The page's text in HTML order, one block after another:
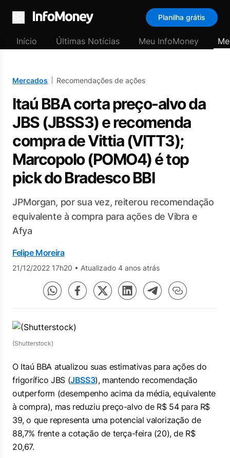
Menu
Planilha grátis
Início Últimas Notícias Meu InfoMoney
Mercados Recomendações de ações
Itaú BBA corta preço-alvo da
JBS (JBSS3) e recomenda
compra de Vittia (VITT3);
Marcopolo (POMO4) é top
pick do Bradesco BBI
JPMorgan, por sua vez, reiterou recomendação
equivalente à compra para ações de Vibra e
Afya
Felipe Moreira
21/12/2022 17h20 • Atualizado 4 anos atrás
(Shutterstock)
O Itaú BBA atualizou suas estimativas para ações do
frigorífico JBS (JBSS3), mantendo recomendação
outperform (desempenho acima da média, equivalente
à compra), mas reduziu preço-alvo de R$ 54 para R$
39, o que representa uma potencial valorização de
88,7% frente a cotação de terça-feira (20), de R$
20,67.